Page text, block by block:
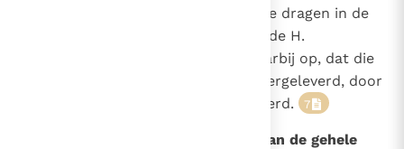
"het offer van onze losprijs" op te dragen in de
Kerk van Rome bestond, getuigt de H.
en hij merkt daarbij op, dat die
gewoonte, als door de Vaders overgeleverd, door
de gehele Kerk wordt gepraktiseerd. 7
4. De Eucharistie als het Offer van de gehele